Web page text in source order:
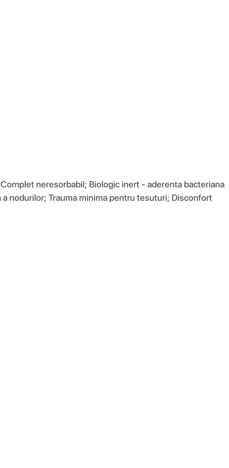
neresorbabil; Biologic inert - aderenta bacteriana
nodurilor; Trauma minima pentru tesuturi; Disconfort